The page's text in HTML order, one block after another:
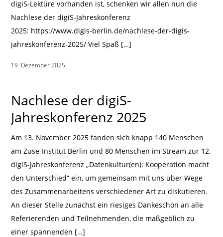
digiS-Lektüre vorhanden ist, schenken wir allen nun die
Nachlese der digiS-Jahreskonferenz
2025: https://www.digis-berlin.de/nachlese-der-digis-
jahreskonferenz-2025/ Viel Spaß […]
19. Dezember 2025
Nachlese der digiS-
Jahreskonferenz 2025
Am 13. November 2025 fanden sich knapp 140 Menschen
am Zuse-Institut Berlin und 80 Menschen im Stream zur 12.
digiS-Jahreskonferenz „Datenkultur(en): Kooperation macht
den Unterschied“ ein, um gemeinsam mit uns über Wege
des Zusammenarbeitens verschiedener Art zu diskutieren.
An dieser Stelle zunächst ein riesiges Dankeschön an alle
Referierenden und Teilnehmenden, die maßgeblich zu
einer spannenden […]